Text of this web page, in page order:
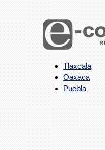
Tlaxcala
Oaxaca
Puebla